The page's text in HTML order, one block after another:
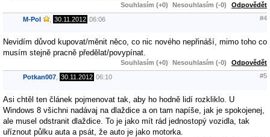
Souhlasím (+0) Nesouhlasím (-0) Odpovědět
M-Pol 30.11.2012 06:06 #4
Nevidím důvod kupovat/měnit něco, co nic nového nepřináší, mimo toho co
musím stejně pracně předělat/povypínat.
Souhlasím (+0) Nesouhlasím (-0) Odpovědět
Potkan007 30.11.2012 06:10 #5
Asi chtěl ten článek pojmenovat tak, aby ho hodně lidí rozkliklo. U
Windows 8 všichni nadávaj na dlaždice a on tam napíše, jak je spokojenej,
ale musel odstranit dlaždice. To je jako mít rád jednostopý vozidla, tak
uříznout půlku auta a psát, že auto je jako motorka.